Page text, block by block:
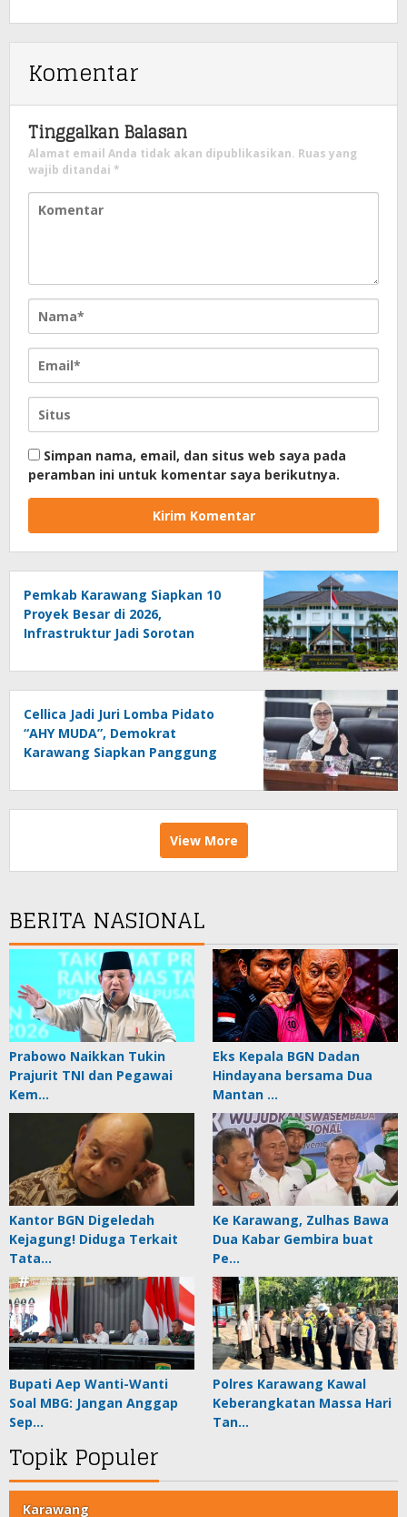
Komentar
Tinggalkan Balasan
Alamat email Anda tidak akan dipublikasikan. Ruas yang
wajib ditandai *
Simpan nama, email, dan situs web saya pada
peramban ini untuk komentar saya berikutnya.
Pemkab Karawang Siapkan 10
Proyek Besar di 2026,
Infrastruktur Jadi Sorotan
Cellica Jadi Juri Lomba Pidato
“AHY MUDA”, Demokrat
Karawang Siapkan Panggung
View More
BERITA NASIONAL
Prabowo Naikkan Tukin
Prajurit TNI dan Pegawai
Kem…
Eks Kepala BGN Dadan
Hindayana bersama Dua
Mantan …
Kantor BGN Digeledah
Kejagung! Diduga Terkait
Tata…
Ke Karawang, Zulhas Bawa
Dua Kabar Gembira buat
Pe…
Bupati Aep Wanti-Wanti
Soal MBG: Jangan Anggap
Sep…
Polres Karawang Kawal
Keberangkatan Massa Hari
Tan…
Topik Populer
Karawang